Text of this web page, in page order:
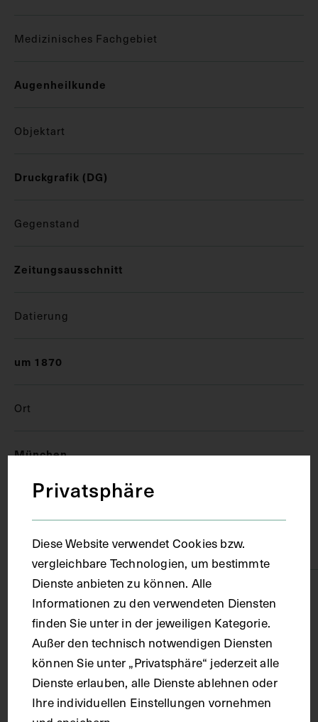
Medizinisches Fachgebiet
Augenheilkunde
Objektart
Druckgrafik (DG)
Gegenstand
Zeitungsausschnitt
Datierung
um 1870
Ort
München
Material
Karton
Technik
Druck
Maße
Privatsphäre
Diese Website verwendet Cookies bzw.
vergleichbare Technologien, um bestimmte
Dienste anbieten zu können. Alle
Informationen zu den verwendeten Diensten
finden Sie unter in der jeweiligen Kategorie.
Außer den technisch notwendigen Diensten
können Sie unter „Privatsphäre“ jederzeit alle
Dienste erlauben, alle Dienste ablehnen oder
Ihre individuellen Einstellungen vornehmen